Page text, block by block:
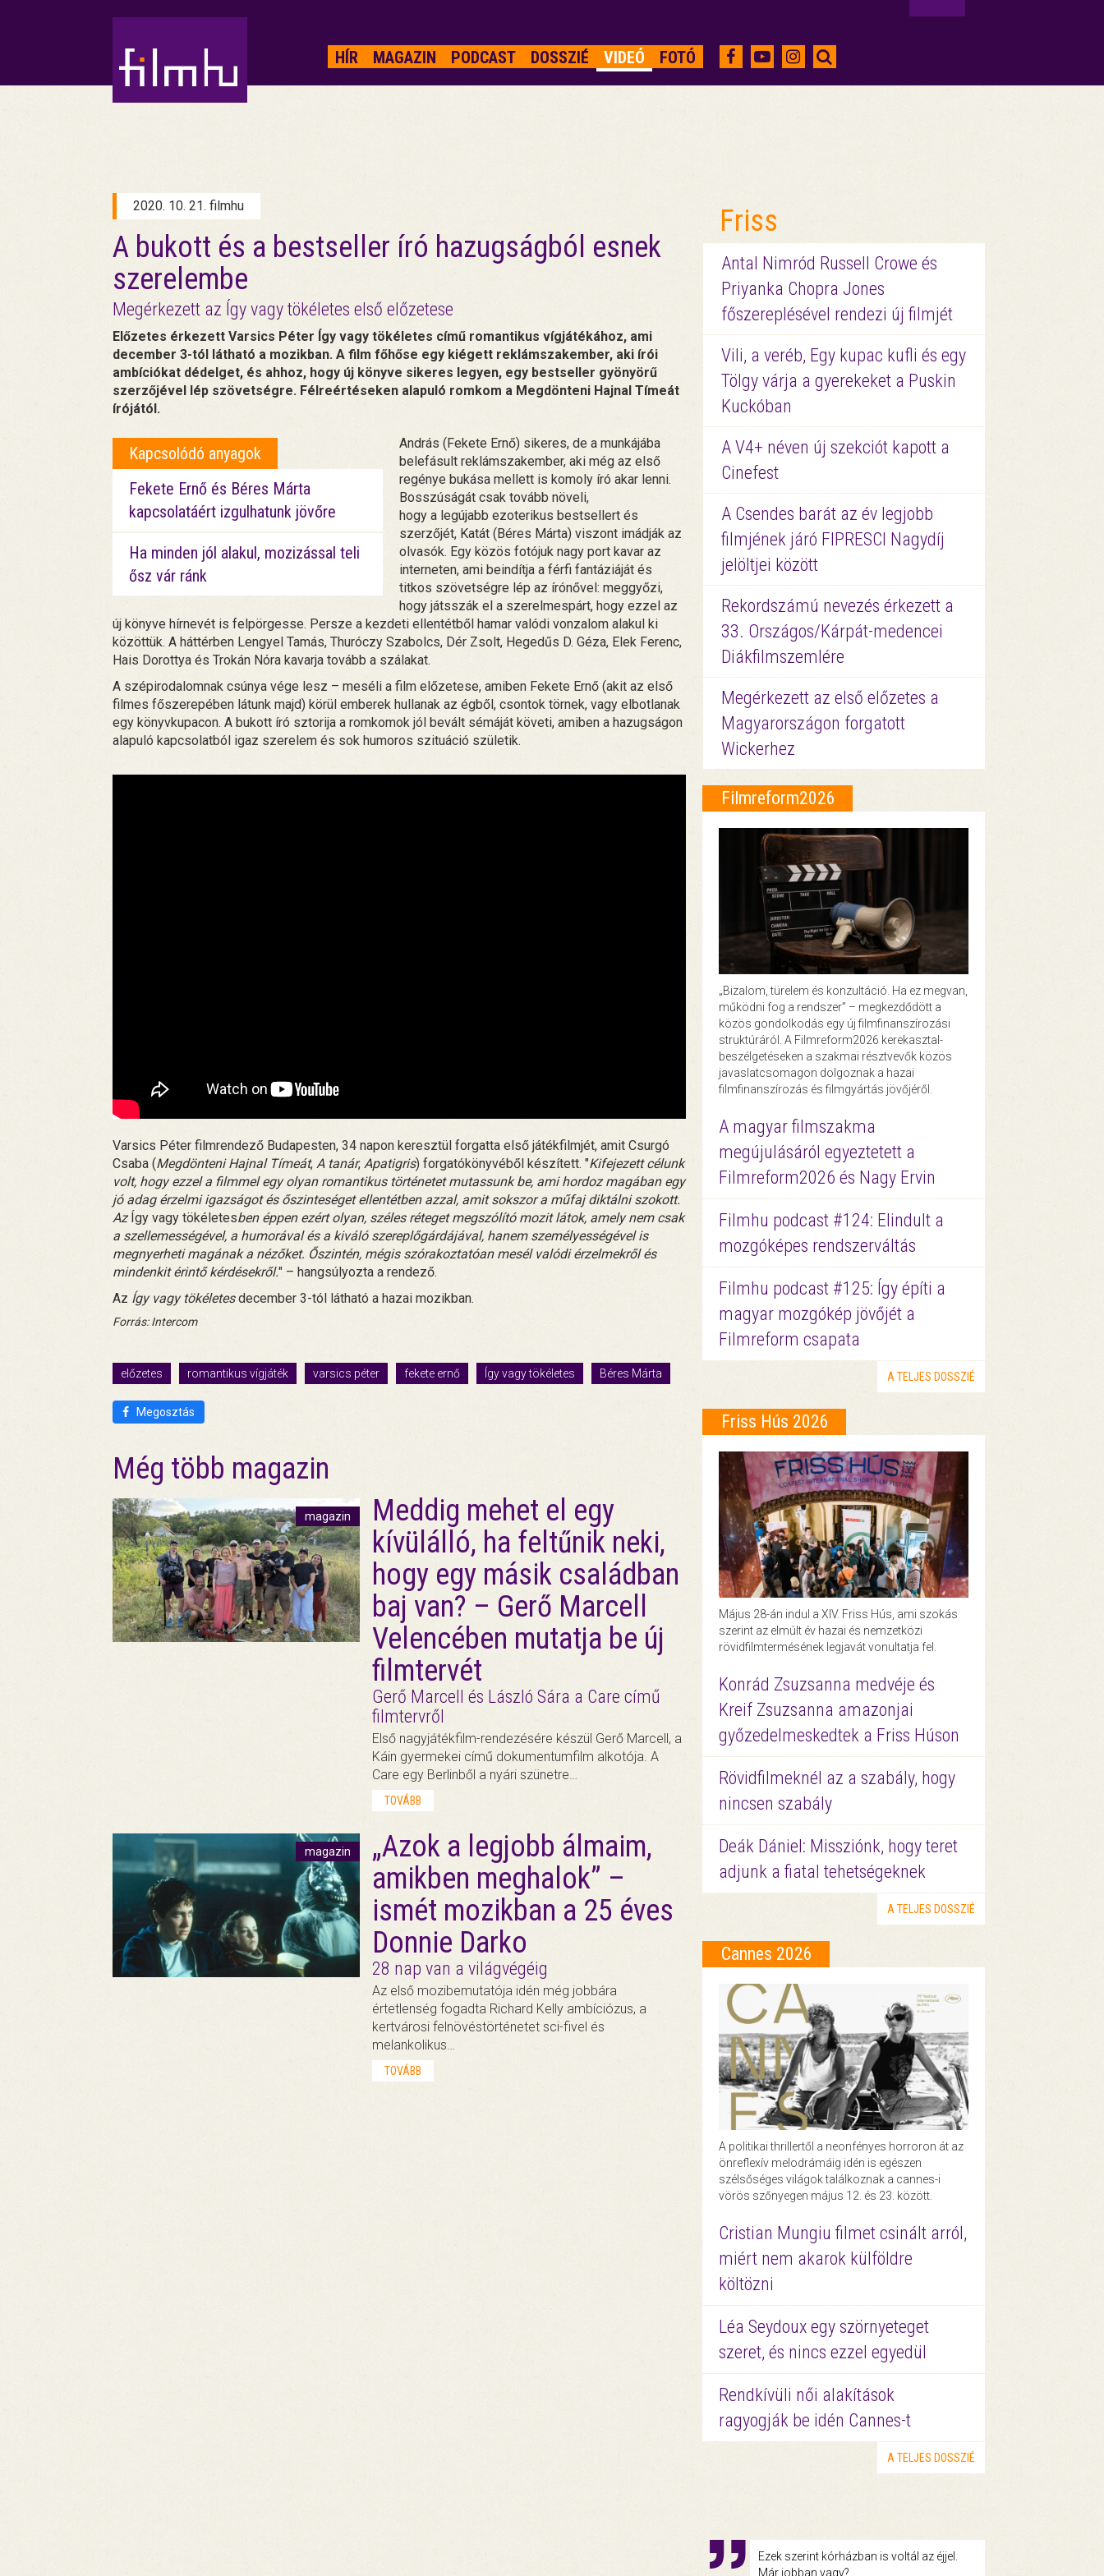
HÍR MAGAZIN PODCAST DOSSZIÉ VIDEÓ FOTÓ
2020. 10. 21. filmhu
A bukott és a bestseller író hazugságból esnek
szerelembe
Megérkezett az Így vagy tökéletes első előzetese
Előzetes érkezett Varsics Péter Így vagy tökéletes című romantikus vígjátékához, ami
december 3-tól látható a mozikban. A film főhőse egy kiégett reklámszakember, aki írói
ambíciókat dédelget, és ahhoz, hogy új könyve sikeres legyen, egy bestseller gyönyörű
szerzőjével lép szövetségre. Félreértéseken alapuló romkom a Megdönteni Hajnal Tímeát
írójától.
Kapcsolódó anyagok
Fekete Ernő és Béres Márta
kapcsolatáért izgulhatunk jövőre
Ha minden jól alakul, mozizással teli
ősz vár ránk
András (Fekete Ernő) sikeres, de a munkájába
belefásult reklámszakember, aki még az első
regénye bukása mellett is komoly író akar lenni.
Bosszúságát csak tovább növeli,
hogy a legújabb ezoterikus bestsellert és
szerzőjét, Katát (Béres Márta) viszont imádják az
olvasók. Egy közös fotójuk nagy port kavar az
interneten, ami beindítja a férfi fantáziáját és
titkos szövetségre lép az írónővel: meggyőzi,
hogy játsszák el a szerelmespárt, hogy ezzel az
új könyve hírnevét is felpörgesse. Persze a kezdeti ellentétből hamar valódi vonzalom alakul ki
közöttük. A háttérben Lengyel Tamás, Thuróczy Szabolcs, Dér Zsolt, Hegedűs D. Géza, Elek Ferenc,
Hais Dorottya és Trokán Nóra kavarja tovább a szálakat.
A szépirodalomnak csúnya vége lesz – meséli a film előzetese, amiben Fekete Ernő (akit az első
filmes főszerepében látunk majd) körül emberek hullanak az égből, csontok törnek, vagy elbotlanak
egy könyvkupacon. A bukott író sztorija a romkomok jól bevált sémáját követi, amiben a hazugságon
alapuló kapcsolatból igaz szerelem és sok humoros szituáció születik.
Varsics Péter filmrendező Budapesten, 34 napon keresztül forgatta első játékfilmjét, amit Csurgó
Csaba (Megdönteni Hajnal Tímeát, A tanár, Apatigris) forgatókönyvéből készített. "Kifejezett célunk
volt, hogy ezzel a filmmel egy olyan romantikus történetet mutassunk be, ami hordoz magában egy
jó adag érzelmi igazságot és őszinteséget ellentétben azzal, amit sokszor a műfaj diktálni szokott.
Az Így vagy tökéletesben éppen ezért olyan, széles réteget megszólító mozit látok, amely nem csak
a szellemességével, a humorával és a kiváló szereplőgárdájával, hanem személyességével is
megnyerheti magának a nézőket. Őszintén, mégis szórakoztatóan mesél valódi érzelmekről és
mindenkit érintő kérdésekről." – hangsúlyozta a rendező.
Az Így vagy tökéletesdecember 3-tól látható a hazai mozikban.
Forrás: Intercom
előzetes romantikus vígjáték varsics péter fekete ernő Így vagy tökéletes Béres Márta
Megosztás
Még több magazin
magazin
Meddig mehet el egy
kívülálló, ha feltűnik neki,
hogy egy másik családban
baj van? – Gerő Marcell
Velencében mutatja be új
filmtervét
Gerő Marcell és László Sára a Care című
filmtervről
Első nagyjátékfilm-rendezésére készül Gerő Marcell, a
Káin gyermekei című dokumentumfilm alkotója. A
Care egy Berlinből a nyári szünetre…
TOVÁBB
magazin
„Azok a legjobb álmaim,
amikben meghalok” –
ismét mozikban a 25 éves
Donnie Darko
28 nap van a világvégéig
Az első mozibemutatója idén még jobbára
értetlenség fogadta Richard Kelly ambíciózus, a
kertvárosi felnövéstörténetet sci-fivel és
melankolikus…
TOVÁBB
Friss
Antal Nimród Russell Crowe és
Priyanka Chopra Jones
főszereplésével rendezi új filmjét
Vili, a veréb, Egy kupac kufli és egy
Tölgy várja a gyerekeket a Puskin
Kuckóban
A V4+ néven új szekciót kapott a
Cinefest
A Csendes barát az év legjobb
filmjének járó FIPRESCI Nagydíj
jelöltjei között
Rekordszámú nevezés érkezett a
33. Országos/Kárpát-medencei
Diákfilmszemlére
Megérkezett az első előzetes a
Magyarországon forgatott
Wickerhez
Filmreform2026
„Bizalom, türelem és konzultáció. Ha ez megvan,
működni fog a rendszer” – megkezdődött a
közös gondolkodás egy új filmfinanszírozási
struktúráról. A Filmreform2026 kerekasztal-
beszélgetéseken a szakmai résztvevők közös
javaslatcsomagon dolgoznak a hazai
filmfinanszírozás és filmgyártás jövőjéről.
A magyar filmszakma
megújulásáról egyeztetett a
Filmreform2026 és Nagy Ervin
Filmhu podcast #124: Elindult a
mozgóképes rendszerváltás
Filmhu podcast #125: Így építi a
magyar mozgókép jövőjét a
Filmreform csapata
A TELJES DOSSZIÉ
Friss Hús 2026
Május 28-án indul a XIV. Friss Hús, ami szokás
szerint az elmúlt év hazai és nemzetközi
rövidfilmtermésének legjavát vonultatja fel.
Konrád Zsuzsanna medvéje és
Kreif Zsuzsanna amazonjai
győzedelmeskedtek a Friss Húson
Rövidfilmeknél az a szabály, hogy
nincsen szabály
Deák Dániel: Missziónk, hogy teret
adjunk a fiatal tehetségeknek
A TELJES DOSSZIÉ
Cannes 2026
A politikai thrillertől a neonfényes horroron át az
önreflexív melodrámáig idén is egészen
szélsőséges világok találkoznak a cannes-i
vörös szőnyegen május 12. és 23. között.
Cristian Mungiu filmet csinált arról,
miért nem akarok külföldre
költözni
Léa Seydoux egy szörnyeteget
szeret, és nincs ezzel egyedül
Rendkívüli női alakítások
ragyogják be idén Cannes-t
A TELJES DOSSZIÉ
Ezek szerint kórházban is voltál az éjjel.
Már jobban vagy?